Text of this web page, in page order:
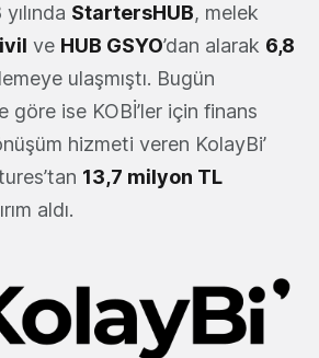
StartersHUB, melek
ve HUB GSYO’dan alarak 6,8
ulaşmıştı. Bugün
göre ise KOBİ’ler için finans
hizmeti veren KolayBi’
13,7 milyon TL
aldı.